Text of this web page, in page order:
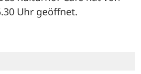
Uhr geöffnet.